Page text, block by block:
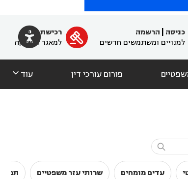
 כניסה
הרשמה
למנויים ומשתמשים חדשים

רכישת מנוי
למאגר הפסיקה
פורום עורכי דין עוד 

עדים מומחים שרותי עזר משפטיים